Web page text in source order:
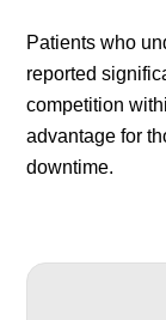
Patients who
reported
competition
advantage for
downtime.